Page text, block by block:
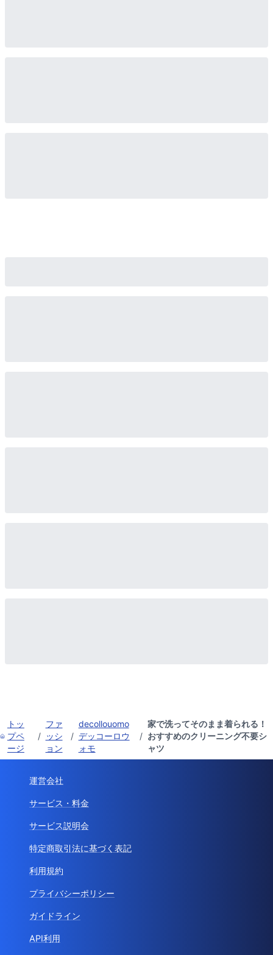
トッ
プペ
ージ
/
ファ
ッシ
ョン
/
decollouomo
デッコーロウ
ォモ
/
家で洗ってそのまま着られる！
おすすめのクリーニング不要シ
ャツ
運営会社
サービス・料金
サービス説明会
特定商取引法に基づく表記
利用規約
プライバシーポリシー
ガイドライン
API利用